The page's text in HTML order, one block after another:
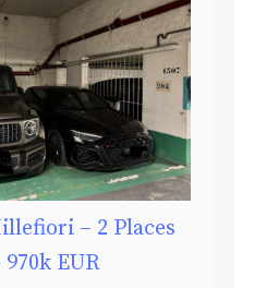
– 2 Places
EUR